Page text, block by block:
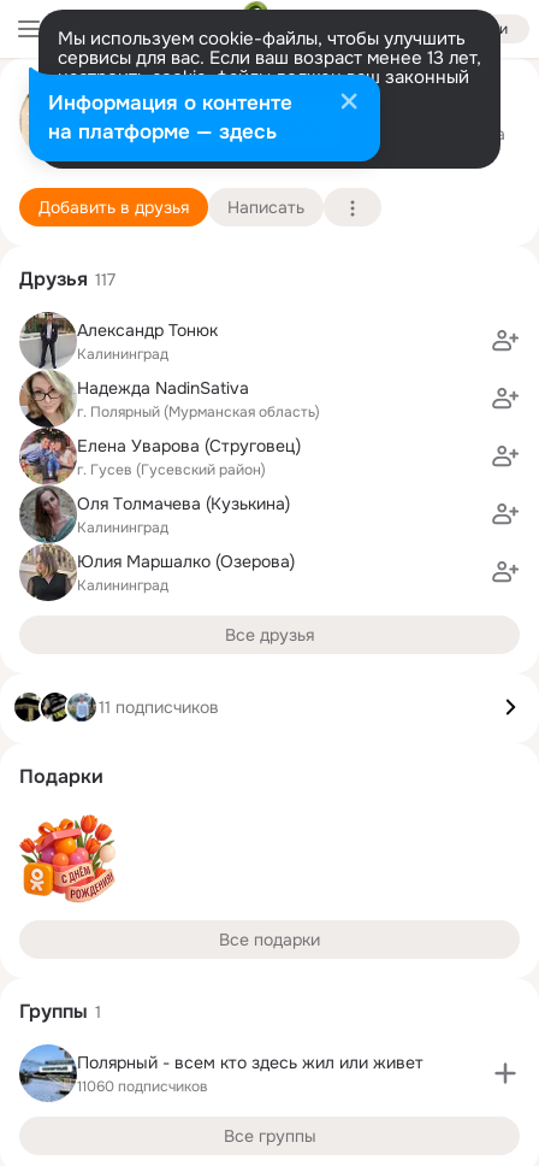
Войти
Мы используем cookie-файлы, чтобы улучшить
сервисы для вас. Если ваш возраст менее 13 лет,
настроить cookie-файлы должен ваш законный
представитель. Больше информации
Разрешить все Настроить
Ирина Ровба (Кулибаба)
Калининград
4 школа
Подробнее
Добавить в друзья Написать
Друзья 117
Александр Тонюк
Калининград
Надежда NadinSativa
г. Полярный (Мурманская область)
Елена Уварова (Струговец)
г. Гусев (Гусевский район)
Оля Tолмачева (Кузькина)
Калининград
Юлия Маршалко (Озерова)
Калининград
Все друзья
11 подписчиков
Подарки
Все подарки
Группы 1
Полярный - всем кто здесь жил или живет
11060 подписчиков
Все группы
Информация о контенте
на платформе — здесь